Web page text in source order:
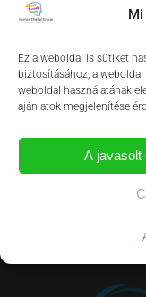
Ez a weboldal is sütiket
biztosításához, a
weboldal használatának
ajánlatok megjelenítése
A javasolt